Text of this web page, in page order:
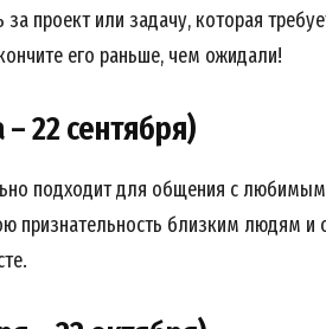
News Week
за проект или задачу, которая
его раньше, чем ожидали!
– 22 сентября)
подходит для общения с
признательность близким людям и